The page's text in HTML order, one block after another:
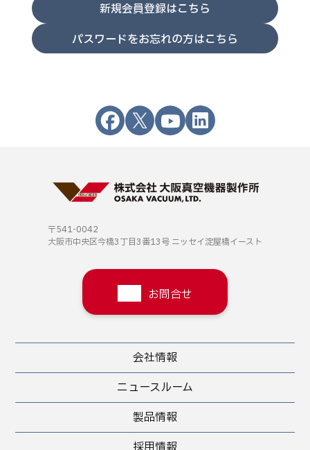
新規会員登録はこちら
パスワードをお忘れの方はこちら
〒541-0042
大阪市中央区今橋3丁目3番13号 ニッセイ淀屋橋イースト
お問合せ
会社情報
ニュースルーム
製品情報